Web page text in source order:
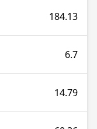
184.13
6.7
14.79